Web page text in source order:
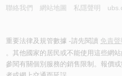
聯絡我們 網站地圖 私隱聲明
重要法律及規管數據 -請先閱讀 免責聲
。其他國家的居民或不能使用這些網
參閱有關個別服務的銷售限制。報價